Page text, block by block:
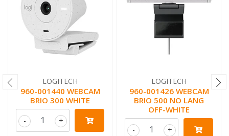
LOGITECH
960-001440 WEBCAM
BRIO 300 WHITE
+
-
LOGITECH
960-001426 WEBCAM
BRIO 500 NO LANG
OFF-WHITE
+
-